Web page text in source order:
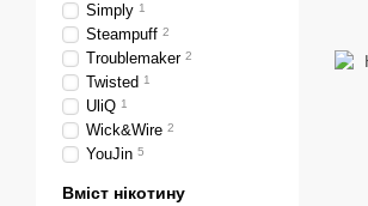
Simply 1
Steampuff 2
Troublemaker 2
Twisted 1
UliQ 1
Wick&Wire 2
YouJin 5
Вміст нікотину